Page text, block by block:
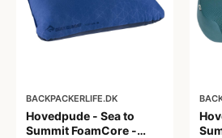
BACKPACKERLIFE.DK
Hovedpude - Sea to
Summit FoamCore -